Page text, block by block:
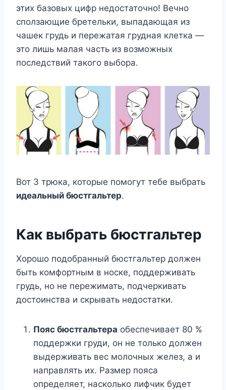
этих базовых цифр недостаточно! Вечно
сползающие бретельки, выпадающая из
чашек грудь и пережатая грудная клетка —
это лишь малая часть из возможных
последствий такого выбора.
Вот 3 трюка, которые помогут тебе выбрать
идеальный бюстгальтер.
Как выбрать бюстгальтер
Хорошо подобранный бюстгальтер должен
быть комфортным в носке, поддерживать
грудь, но не пережимать, подчеркивать
достоинства и скрывать недостатки.
Пояс бюстгальтера обеспечивает 80 %
поддержки груди, он не только должен
выдерживать вес молочных желез, а и
направлять их. Размер пояса
определяет, насколько лифчик будет